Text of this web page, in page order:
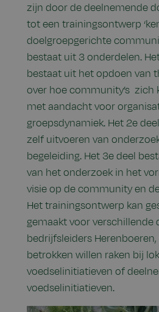
zijn door de deelnemende
tot een trainingsontwerp
doelgroepgerichte
bestaat uit 3 onderdelen.
bestaat uit het opdoen van
over hoe community’s zich
met aandacht voor
groepsdynamiek. Het 2e
zelf uitvoeren van
begeleiding. Het 3e deel
van het onderzoek in het
visie op de community en
Het trainingsontwerp kan
gemaakt voor verschillende
bedrijfsleiders
betrokken willen raken bij
voedselinitiatieven of
voedselinitiatieven.